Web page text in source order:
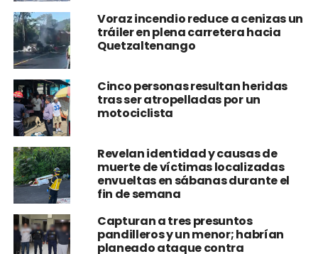
Voraz incendio reduce a cenizas un
tráiler en plena carretera hacia
Quetzaltenango
Cinco personas resultan heridas
tras ser atropelladas por un
motociclista
Revelan identidad y causas de
muerte de víctimas localizadas
envueltas en sábanas durante el
fin de semana
Capturan a tres presuntos
pandilleros y un menor; habrían
planeado ataque contra